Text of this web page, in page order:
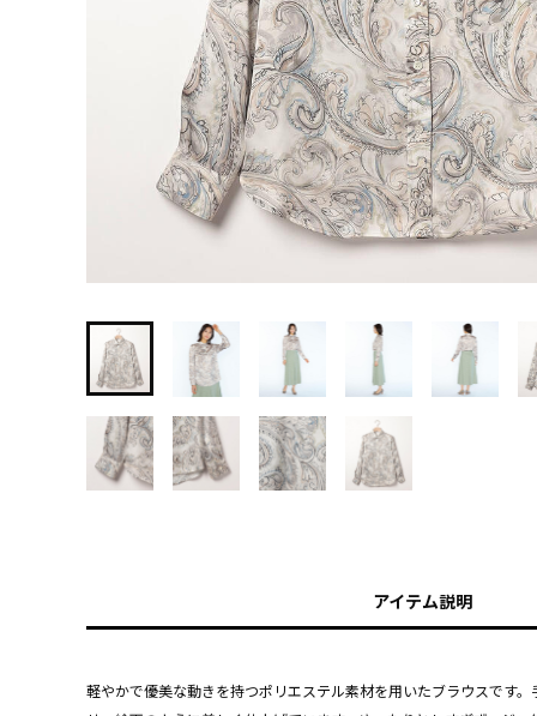
アイテム説明
軽やかで優美な動きを持つポリエステル素材を用いたブラウスです